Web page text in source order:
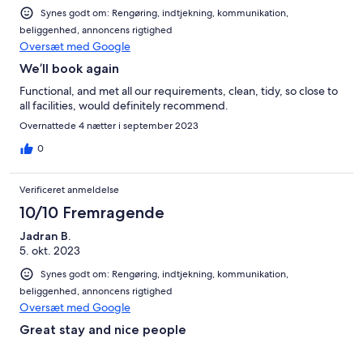
Synes godt om: Rengøring, indtjekning, kommunikation,
beliggenhed, annoncens rigtighed
Oversæt med Google
We’ll book again
Functional, and met all our requirements, clean, tidy, so close to
all facilities, would definitely recommend.
Overnattede 4 nætter i september 2023
0
Verificeret anmeldelse
10/10 Fremragende
Jadran B.
5. okt. 2023
Synes godt om: Rengøring, indtjekning, kommunikation,
beliggenhed, annoncens rigtighed
Oversæt med Google
Great stay and nice people